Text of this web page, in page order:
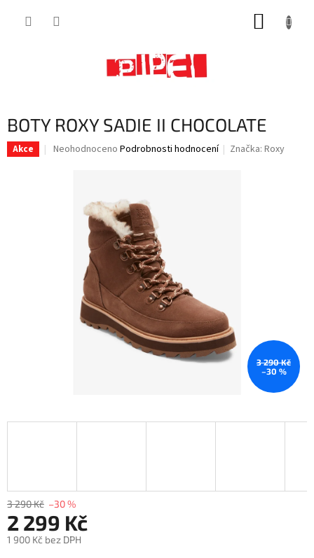
BOTY ROXY SADIE II CHOCOLATE
Akce
Průměrné
hvězdiček.
Neohodnoceno Podrobnosti hodnocení Značka:Roxy
3 290 Kč
–30 %
3 290 Kč –30 %
2 299 Kč
1 900 Kč bez DPH